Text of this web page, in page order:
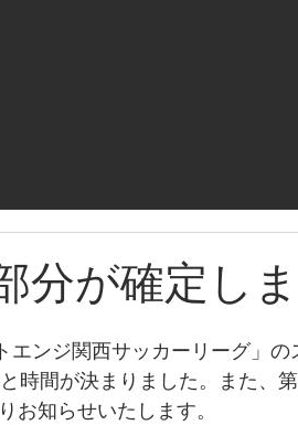
分が確定し
ンジ関西サッカーリーグ」の
時間が決まりました。また、
お知らせいたします。